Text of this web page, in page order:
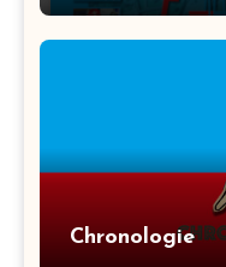
Chronologie